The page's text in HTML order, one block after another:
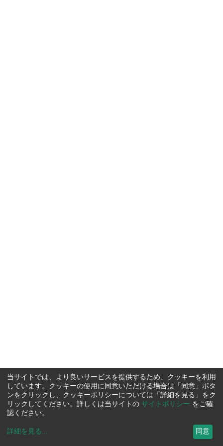
当サイトでは、より良いサービスを提供するため、クッキーを利用
しています。クッキーの使用に同意いただける場合は「同意」ボタ
ンをクリックし、クッキーポリシーについては「詳細を見る」をク
リックしてください。詳しくは当サイトの サイトポリシー をご確
認ください。
詳細を見る ... 同意